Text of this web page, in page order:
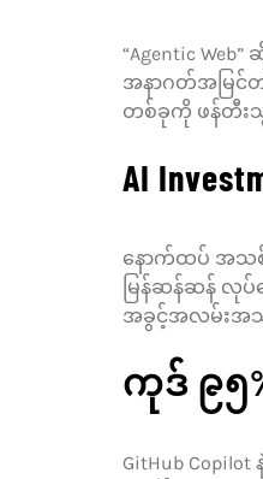
“Agentic
အနာဂတ်အမြင်
တစ်ခုကို ဖန်တီး
AI
နောက်ထပ် အ
မြန်ဆန်ဆန် လု
အခွင့်အလမ်းအသ
ကုဒ် ၉၅
GitHub